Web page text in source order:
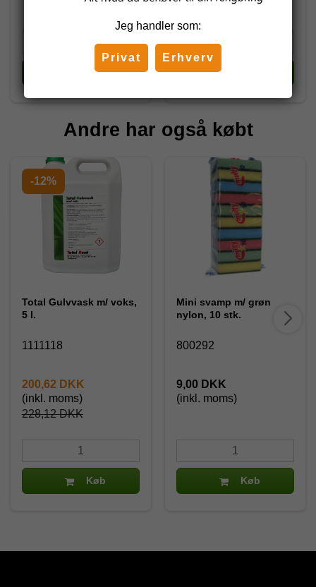
Køb
Andre har også købt
-12%
Total Gulvvask m/ voks,
5 l.
1111118
228,12 DKK
200,62 DKK
(inkl. moms)
Køb
Mini svamp m/ grøn
nylon, 10 stk.
800292
9,00 DKK
(inkl. moms)
Køb
Jeg handler som:
Privat Erhverv